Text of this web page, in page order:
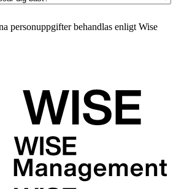
personuppgifter behandlas enligt Wise